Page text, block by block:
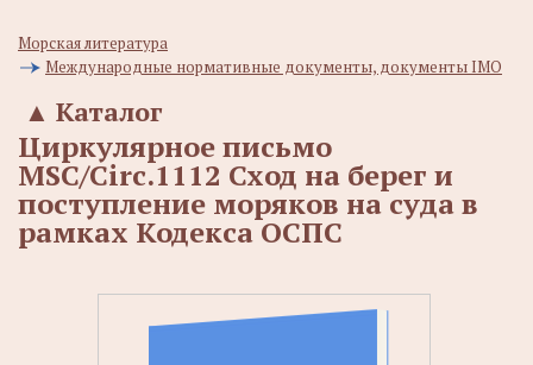
Морская литература
Международные нормативные документы, документы IMO
Каталог
▲
Циркулярное письмо
MSC/Circ.1112 Сход на берег и
поступление моряков на суда в
рамках Кодекса ОСПС